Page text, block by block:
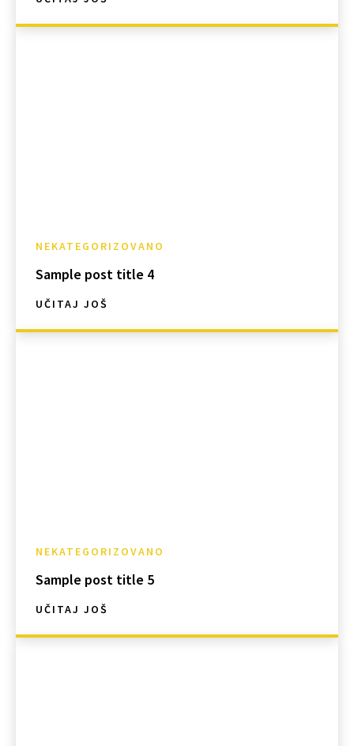
NEKATEGORIZOVANO
Sample post title 4
UČITAJ JOŠ
NEKATEGORIZOVANO
Sample post title 5
UČITAJ JOŠ